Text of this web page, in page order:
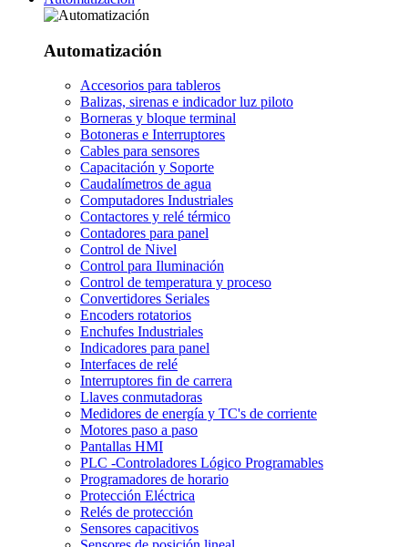
Automatización
Accesorios para tableros
Balizas, sirenas e indicador luz piloto
Borneras y bloque terminal
Botoneras e Interruptores
Cables para sensores
Capacitación y Soporte
Caudalímetros de agua
Computadores Industriales
Contactores y relé térmico
Contadores para panel
Control de Nivel
Control para Iluminación
Control de temperatura y proceso
Convertidores Seriales
Encoders rotatorios
Enchufes Industriales
Indicadores para panel
Interfaces de relé
Interruptores fin de carrera
Llaves conmutadoras
Medidores de energía y TC's de corriente
Motores paso a paso
Pantallas HMI
PLC -Controladores Lógico Programables
Programadores de horario
Protección Eléctrica
Relés de protección
Sensores capacitivos